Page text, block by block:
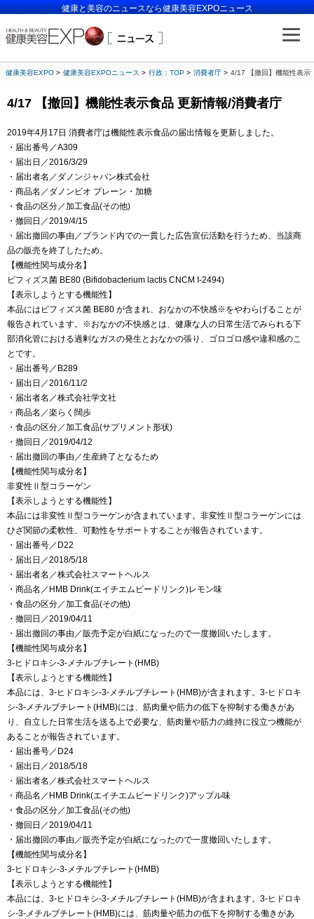
健康と美容のニュースなら健康美容EXPOニュース
健康美容EXPO 健康美容EXPOニュース 行政：TOP 消費者庁 4/17 【撤回】機能性表示
4/17 【撤回】機能性表示食品 更新情報/消費者庁
2019年4月17日 消費者庁は機能性表示食品の届出情報を更新しました。
・届出番号／A309
・届出日／2016/3/29
・届出者名／ダノンジャパン株式会社
・商品名／ダノンビオ プレーン・加糖
・食品の区分／加工食品(その他)
・撤回日／2019/4/15
・届出撤回の事由／ブランド内での一貫した広告宣伝活動を行うため、当該商
品の販売を終了したため。
【機能性関与成分名】
ビフィズス菌 BE80 (Bifidobacterium lactis CNCM I-2494)
【表示しようとする機能性】
本品にはビフィズス菌 BE80 が含まれ、おなかの不快感※をやわらげることが
報告されています。※おなかの不快感とは、健康な人の日常生活でみられる下
部消化管における過剰なガスの発生とおなかの張り、ゴロゴロ感や違和感のこ
とです。
・届出番号／B289
・届出日／2016/11/2
・届出者名／株式会社学文社
・商品名／楽らく闊歩
・食品の区分／加工食品(サプリメント形状)
・撤回日／2019/04/12
・届出撤回の事由／生産終了となるため
【機能性関与成分名】
非変性Ⅱ型コラーゲン
【表示しようとする機能性】
本品には非変性Ⅱ型コラーゲンが含まれています。非変性Ⅱ型コラーゲンには
ひざ関節の柔軟性、可動性をサポートすることが報告されています。
・届出番号／D22
・届出日／2018/5/18
・届出者名／株式会社スマートヘルス
・商品名／HMB Drink(エイチエムビードリンク)レモン味
・食品の区分／加工食品(その他)
・撤回日／2019/04/11
・届出撤回の事由／販売予定が白紙になったので一度撤回いたします。
【機能性関与成分名】
3-ヒドロキシ-3-メチルブチレート(HMB)
【表示しようとする機能性】
本品には、3-ヒドロキシ-3-メチルブチレート(HMB)が含まれます。3-ヒドロキ
シ-3-メチルブチレート(HMB)には、筋肉量や筋力の低下を抑制する働きがあ
り、自立した日常生活を送る上で必要な、筋肉量や筋力の維持に役立つ機能が
あることが報告されています。
・届出番号／D24
・届出日／2018/5/18
・届出者名／株式会社スマートヘルス
・商品名／HMB Drink(エイチエムビードリンク)アップル味
・食品の区分／加工食品(その他)
・撤回日／2019/04/11
・届出撤回の事由／販売予定が白紙になったので一度撤回いたします。
【機能性関与成分名】
3-ヒドロキシ-3-メチルブチレート(HMB)
【表示しようとする機能性】
本品には、3-ヒドロキシ-3-メチルブチレート(HMB)が含まれます。3-ヒドロキ
シ-3-メチルブチレート(HMB)には、筋肉量や筋力の低下を抑制する働きがあ